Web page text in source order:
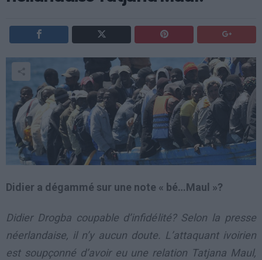
Didier a dégammé sur une note « bé…Maul »?
Didier Drogba coupable d’infidélité? Selon la presse
néerlandaise, il n’y aucun doute. L’attaquant ivoirien
est soupçonné d’avoir eu une relation Tatjana Maul,